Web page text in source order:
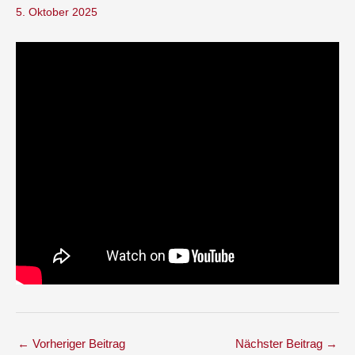
5. Oktober 2025
← Vorheriger Beitrag Nächster Beitrag →